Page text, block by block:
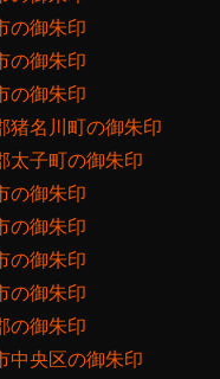
の御朱印
の御朱印
の御朱印
猪名川町の御朱印
太子町の御朱印
の御朱印
の御朱印
の御朱印
の御朱印
の御朱印
中央区の御朱印